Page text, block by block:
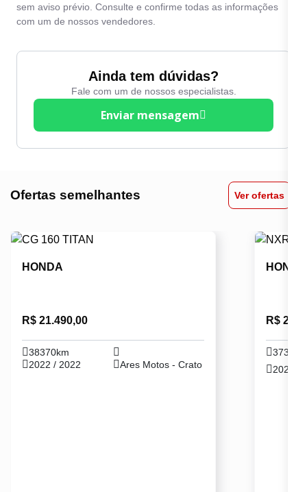
sem aviso prévio. Consulte e confirme todas as informações
com um de nossos vendedores.
Ainda tem dúvidas?
Fale com um de nossos especialistas.
Enviar mensagem
Ofertas semelhantes Ver ofertas
HONDA
R$ 21.490,00
38370km
2022 / 2022
Ares Motos - Crato
HONDA
R$
2024 /